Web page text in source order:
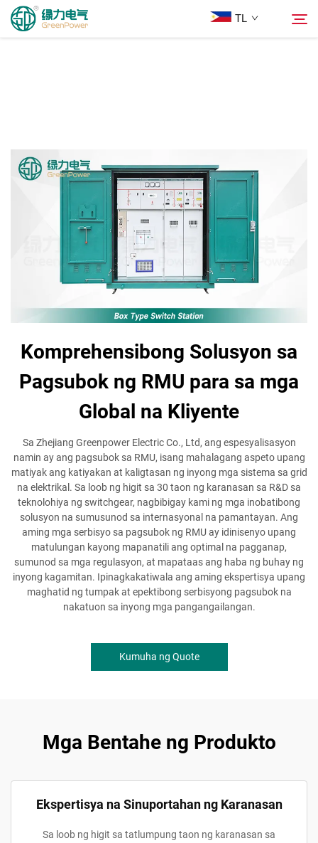
TL
Tungkol Sa Amin
Mga Solusyon
Komprehensibong Solusyon sa
Pagsubok ng RMU para sa mga
Global na Kliyente
Sa Zhejiang Greenpower Electric Co., Ltd, ang espesyalisasyon
namin ay ang pagsubok sa RMU, isang mahalagang aspeto upang
matiyak ang katiyakan at kaligtasan ng inyong mga sistema sa grid
na elektrikal. Sa loob ng higit sa 30 taon ng karanasan sa R&D sa
teknolohiya ng switchgear, nagbibigay kami ng mga inobatibong
solusyon na sumusunod sa internasyonal na pamantayan. Ang
aming mga serbisyo sa pagsubok ng RMU ay idinisenyo upang
matulungan kayong mapanatili ang optimal na pagganap,
sumunod sa mga regulasyon, at mapataas ang haba ng buhay ng
inyong kagamitan. Ipinagkakatiwala ang aming ekspertisya upang
maghatid ng tumpak at epektibong serbisyong pagsubok na
nakatuon sa inyong mga pangangailangan.
Kumuha ng Quote
Mga Bentahe ng Produkto
Ekspertisya na Sinuportahan ng Karanasan
Sa loob ng higit sa tatlumpung taon ng karanasan sa